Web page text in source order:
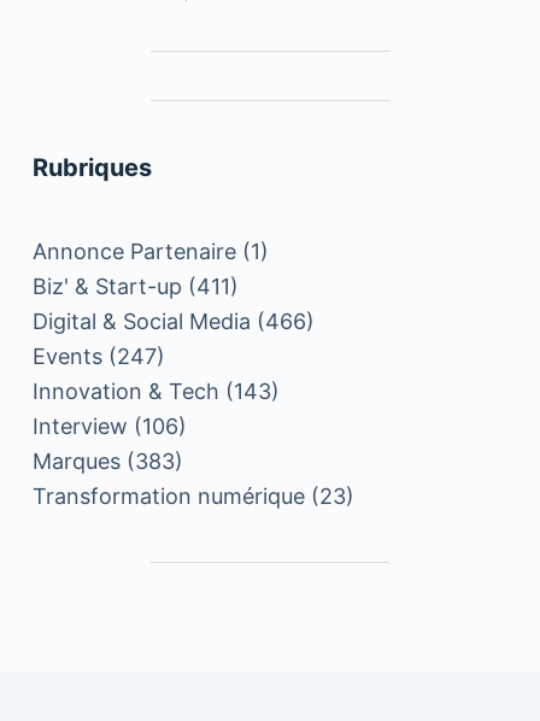
Rubriques
Annonce Partenaire(1)
Biz' & Start-up (411)
Digital & Social Media (466)
Events(247)
Innovation & Tech (143)
Interview (106)
Marques(383)
Transformation numérique(23)